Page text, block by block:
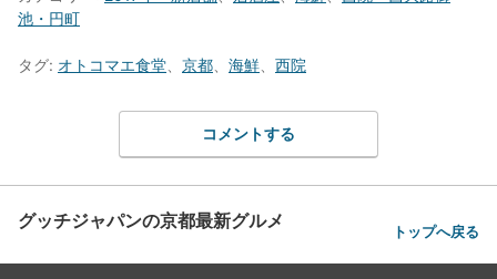
池・円町
タグ: オトコマエ食堂 京都 海鮮 西院
コメントする
グッチジャパンの京都最新グルメ トップへ戻る